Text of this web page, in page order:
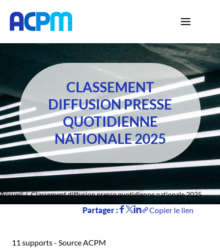
CLASSEMENT
DIFFUSION PRESSE
QUOTIDIENNE
NATIONALE 2025
Accueil Classement diffusion presse quotidienne nationale 2025
Partager : Copier le lien
11 supports - Source ACPM